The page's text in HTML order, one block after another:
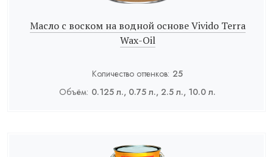
Масло с воском на водной основе Vivido Terra
Wax-Oil
Количество оттенков: 25
Объём: 0.125 л., 0.75 л., 2.5 л., 10.0 л.